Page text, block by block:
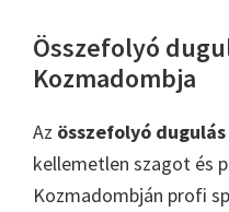
Összefolyó
Kozmadombja
Az összefolyó dugulás
kellemetlen szagot és
Kozmadombján profi